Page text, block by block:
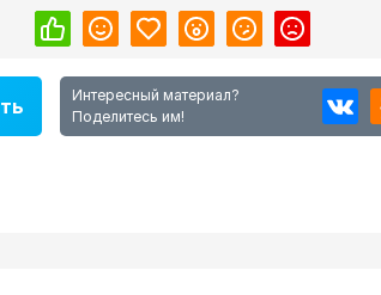
Интересный материал?
Поделитесь им!